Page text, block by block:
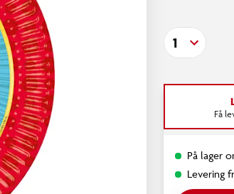
1
Få
På lager
Levering